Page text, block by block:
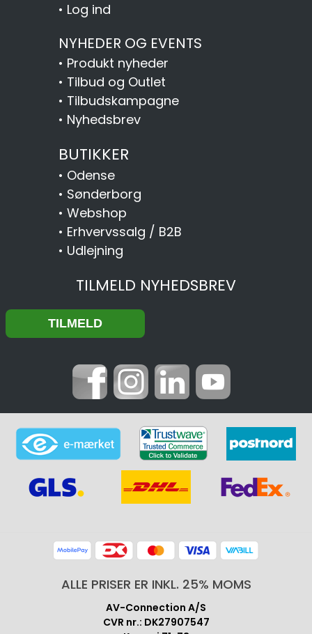
• Log ind
NYHEDER OG EVENTS
• Produkt nyheder
• Tilbud og Outlet
• Tilbudskampagne
• Nyhedsbrev
BUTIKKER
• Odense
• Sønderborg
• Webshop
• Erhvervssalg / B2B
• Udlejning
TILMELD NYHEDSBREV
ALLE PRISER ER INKL. 25% MOMS
AV-Connection A/S
CVR nr.: DK27907547